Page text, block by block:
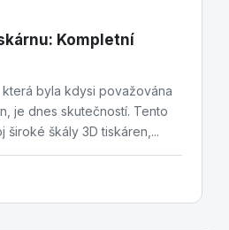
Kompletní
byla kdysi považována
je dnes skutečností. Tento
škály 3D tiskáren,...